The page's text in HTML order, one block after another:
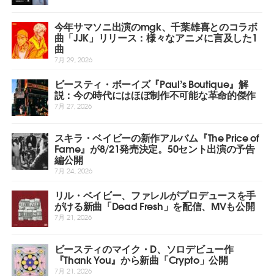
今年サマソニ出演のmgk、千葉雄喜とのコラボ
曲「JJK」リリース：様々なアニメに言及した1
曲
7月 29, 2026
ビースティ・ボーイズ『Paul’s Boutique』解
説：今の時代にはほぼ制作不可能な革命的傑作
7月 27, 2026
スキラ・ベイビーの新作アルバム『The Price of
Fame』が8/21発売決定。50セント出演の予告
編公開
7月 24, 2026
リル・ベイビー、ファレルがプロデュースを手
がける新曲「Dead Fresh」を配信、MVも公開
7月 21, 2026
ビースティのマイク・D、ソロデビュー作
『Thank You』から新曲「Crypto」公開
7月 21, 2026